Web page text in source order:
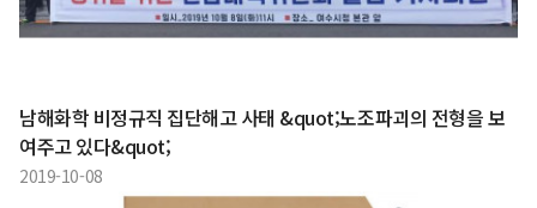
남해화학 비정규직 집단해고 사태 &quot;노조파괴의 전형을 보
여주고 있다&quot;
2019-10-08